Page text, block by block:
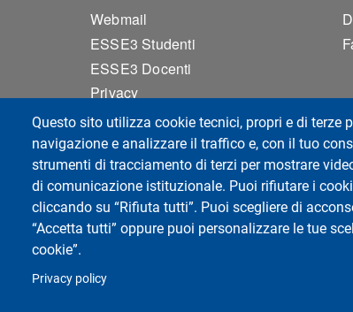
Questo sito utilizza cookie tecnici, propri e di terze
navigazione e analizzare il traffico e, con il tuo
strumenti di tracciamento di terzi per mostrare
di comunicazione istituzionale. Puoi rifiutare i
cliccando su “Rifiuta tutti”. Puoi scegliere di
“Accetta tutti” oppure puoi personalizzare le tue
cookie”.
Privacy policy
Webmail
ESSE3 Studenti
ESSE3 Docenti
Privacy
Accessibilità
Mappa del sito
Cookie settings
Dipartimento di Scienze clinico-
Campus della Salute, presso Policlinico
Viale Golgi 19, 27100 Pavia - Italy